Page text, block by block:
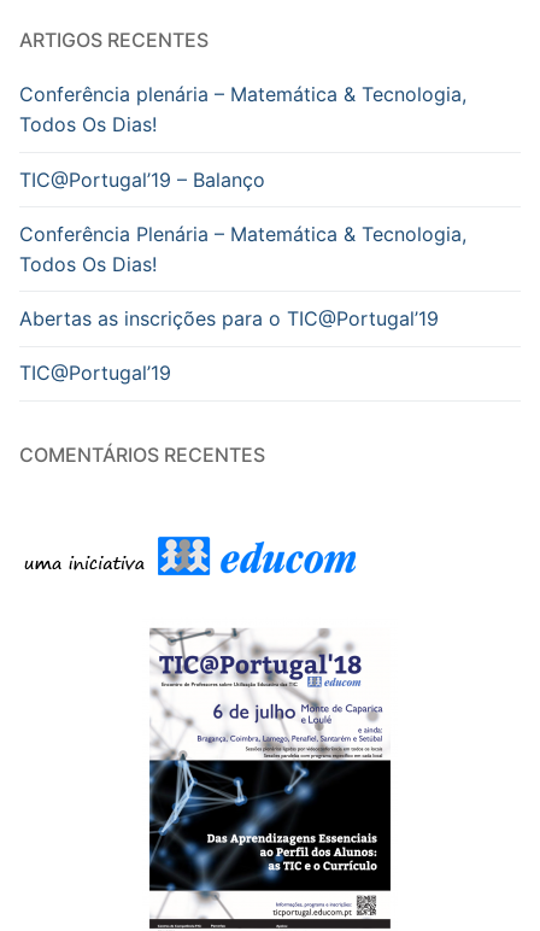
ARTIGOS RECENTES
Conferência plenária – Matemática & Tecnologia,
Todos Os Dias!
TIC@Portugal’19 – Balanço
Conferência Plenária – Matemática & Tecnologia,
Todos Os Dias!
Abertas as inscrições para o TIC@Portugal’19
TIC@Portugal’19
COMENTÁRIOS RECENTES